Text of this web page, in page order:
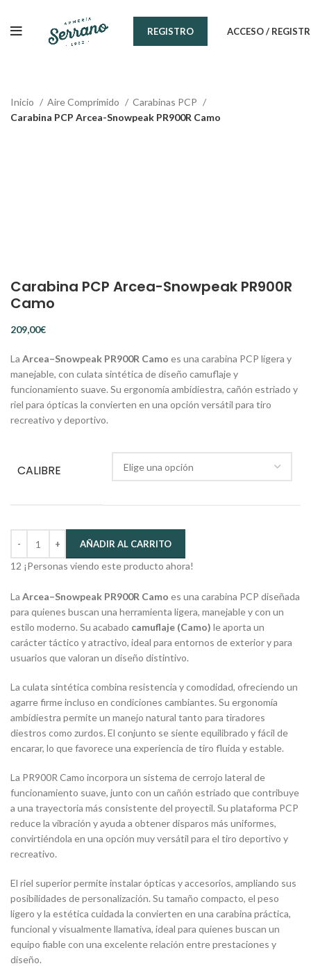
REGISTRO ACCESO /
Inicio Aire Comprimido
Carabinas PCP
Carabina PCP Arcea-Snowpeak PR900R Camo
Carabina PCP Arcea-Snowpeak PR900R
Camo
€
La Arcea–Snowpeak PR900R Camo es una carabina PCP ligera y
manejable, con culata sintética de diseño camuflaje y
funcionamiento suave. Su ergonomía ambidiestra, cañón estriado y
riel para ópticas la convierten en una opción versátil para tiro
recreativo y deportivo.
CALIBRE
AÑADIR AL CARRITO
12 ¡Personas viendo este producto ahora!
La Arcea–Snowpeak PR900R Camo es una carabina PCP diseñada
para quienes buscan una herramienta ligera, manejable y con un
estilo moderno. Su acabado camuflaje (Camo) le aporta un
carácter táctico y atractivo, ideal para entornos de exterior y para
usuarios que valoran un diseño distintivo.
La culata sintética combina resistencia y comodidad, ofreciendo un
agarre firme incluso en condiciones cambiantes. Su ergonomía
ambidiestra permite un manejo natural tanto para tiradores
diestros como zurdos. El conjunto se siente equilibrado y fácil de
encarar, lo que favorece una experiencia de tiro fluida y estable.
La PR900R Camo incorpora un sistema de cerrojo lateral de
funcionamiento suave, junto con un cañón estriado que contribuye
a una trayectoria más consistente del proyectil. Su plataforma PCP
reduce la vibración y ayuda a obtener disparos más uniformes,
convirtiéndola en una opción muy versátil para el tiro deportivo y
recreativo.
El riel superior permite instalar ópticas y accesorios, ampliando sus
posibilidades de personalización. Su tamaño compacto, el peso
ligero y la estética cuidada la convierten en una carabina práctica,
funcional y visualmente llamativa, ideal para quienes buscan un
equipo fiable con una excelente relación entre prestaciones y
diseño.